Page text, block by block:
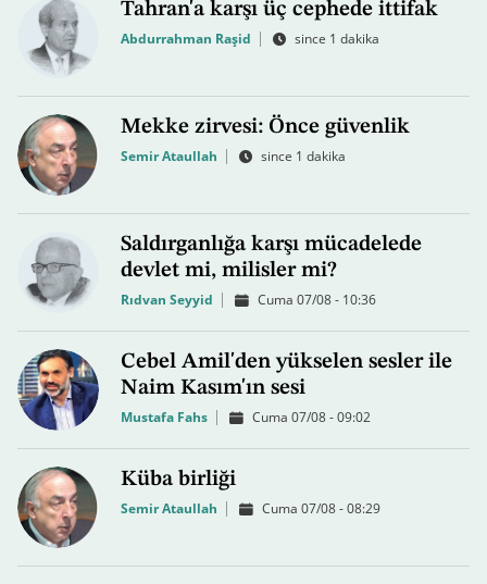
Tahran'a karşı üç cephede ittifak
Abdurrahman Raşid since 1 dakika
Mekke zirvesi: Önce güvenlik
Semir Ataullah since 1 dakika
Saldırganlığa karşı mücadelede
devlet mi, milisler mi?
Rıdvan Seyyid Cuma 07/08 - 10:36
Cebel Amil'den yükselen sesler ile
Naim Kasım'ın sesi
Mustafa Fahs Cuma 07/08 - 09:02
Küba birliği
Semir Ataullah Cuma 07/08 - 08:29